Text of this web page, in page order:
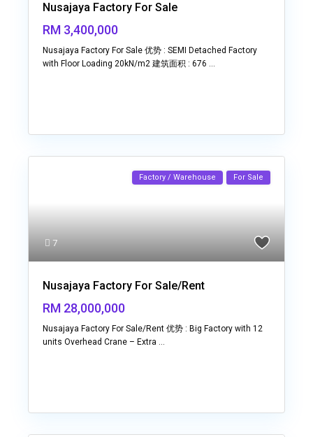
Nusajaya Factory For Sale
RM 3,400,000
Nusajaya Factory For Sale 优势 : SEMI Detached Factory
with Floor Loading 20kN/m2 建筑面积 : 676 ...
7
Factory / Warehouse For Sale
Nusajaya Factory For Sale/Rent
RM 28,000,000
Nusajaya Factory For Sale/Rent 优势 : Big Factory with 12
units Overhead Crane – Extra ...